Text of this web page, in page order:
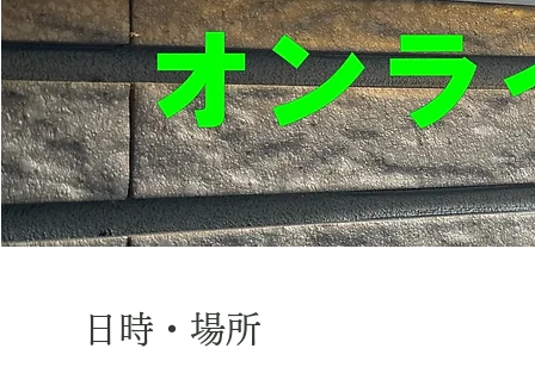
日時・場所